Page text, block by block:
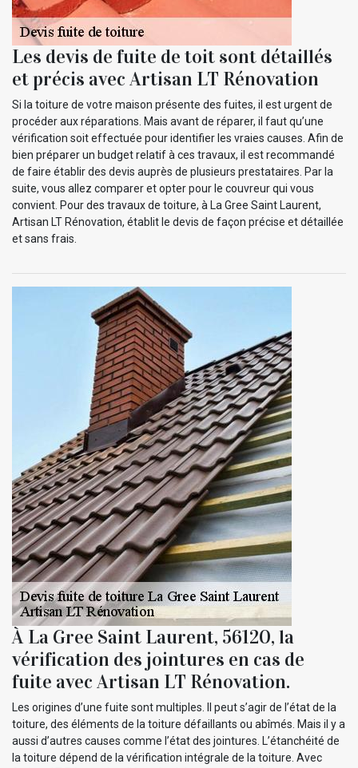
Les devis de fuite de toit sont détaillés
et précis avec Artisan LT Rénovation
Si la toiture de votre maison présente des fuites, il est urgent de
procéder aux réparations. Mais avant de réparer, il faut qu’une
vérification soit effectuée pour identifier les vraies causes. Afin de
bien préparer un budget relatif à ces travaux, il est recommandé
de faire établir des devis auprès de plusieurs prestataires. Par la
suite, vous allez comparer et opter pour le couvreur qui vous
convient. Pour des travaux de toiture, à La Gree Saint Laurent,
Artisan LT Rénovation, établit le devis de façon précise et détaillée
et sans frais.
À La Gree Saint Laurent, 56120, la
vérification des jointures en cas de
fuite avec Artisan LT Rénovation.
Les origines d’une fuite sont multiples. Il peut s’agir de l’état de la
toiture, des éléments de la toiture défaillants ou abîmés. Mais il y a
aussi d’autres causes comme l’état des jointures. L’étanchéité de
la toiture dépend de la vérification intégrale de la toiture. Avec